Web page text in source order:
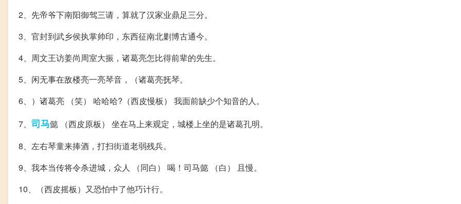
2、先帝爷下南阳御驾三请，算就了汉家业鼎足三分。
3、官封到武乡侯执掌帅印，东西征南北剿博古通今。
4、周文王访姜尚周室大振，诸葛亮怎比得前辈的先生。
5、闲无事在敌楼亮一亮琴音，（诸葛亮抚琴。
6、）诸葛亮 （笑） 哈哈哈?（西皮慢板） 我面前缺少个知音的人。
7、 司马懿 （西皮原板） 坐在马上来观定，城楼上坐的是诸葛孔明。
8、左右琴童来捧酒，打扫街道老弱残兵。
9、我本当传将令杀进城，众人 （同白） 喝！司马懿 （白） 且慢。
10、（西皮摇板）又恐怕中了他巧计行。